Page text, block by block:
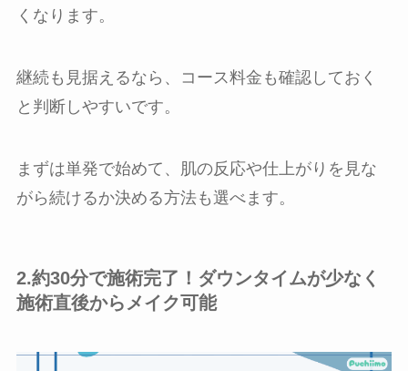
くなります。
継続も見据えるなら、コース料金も確認しておく
と判断しやすいです。
まずは単発で始めて、肌の反応や仕上がりを見な
がら続けるか決める方法も選べます。
2.約30分で施術完了！ダウンタイムが少なく
施術直後からメイク可能